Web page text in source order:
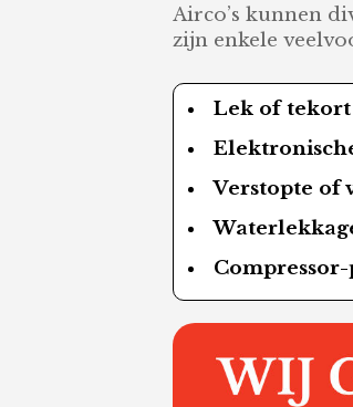
Airco’s kunnen
zijn enkele
Lek of
Verstopte of